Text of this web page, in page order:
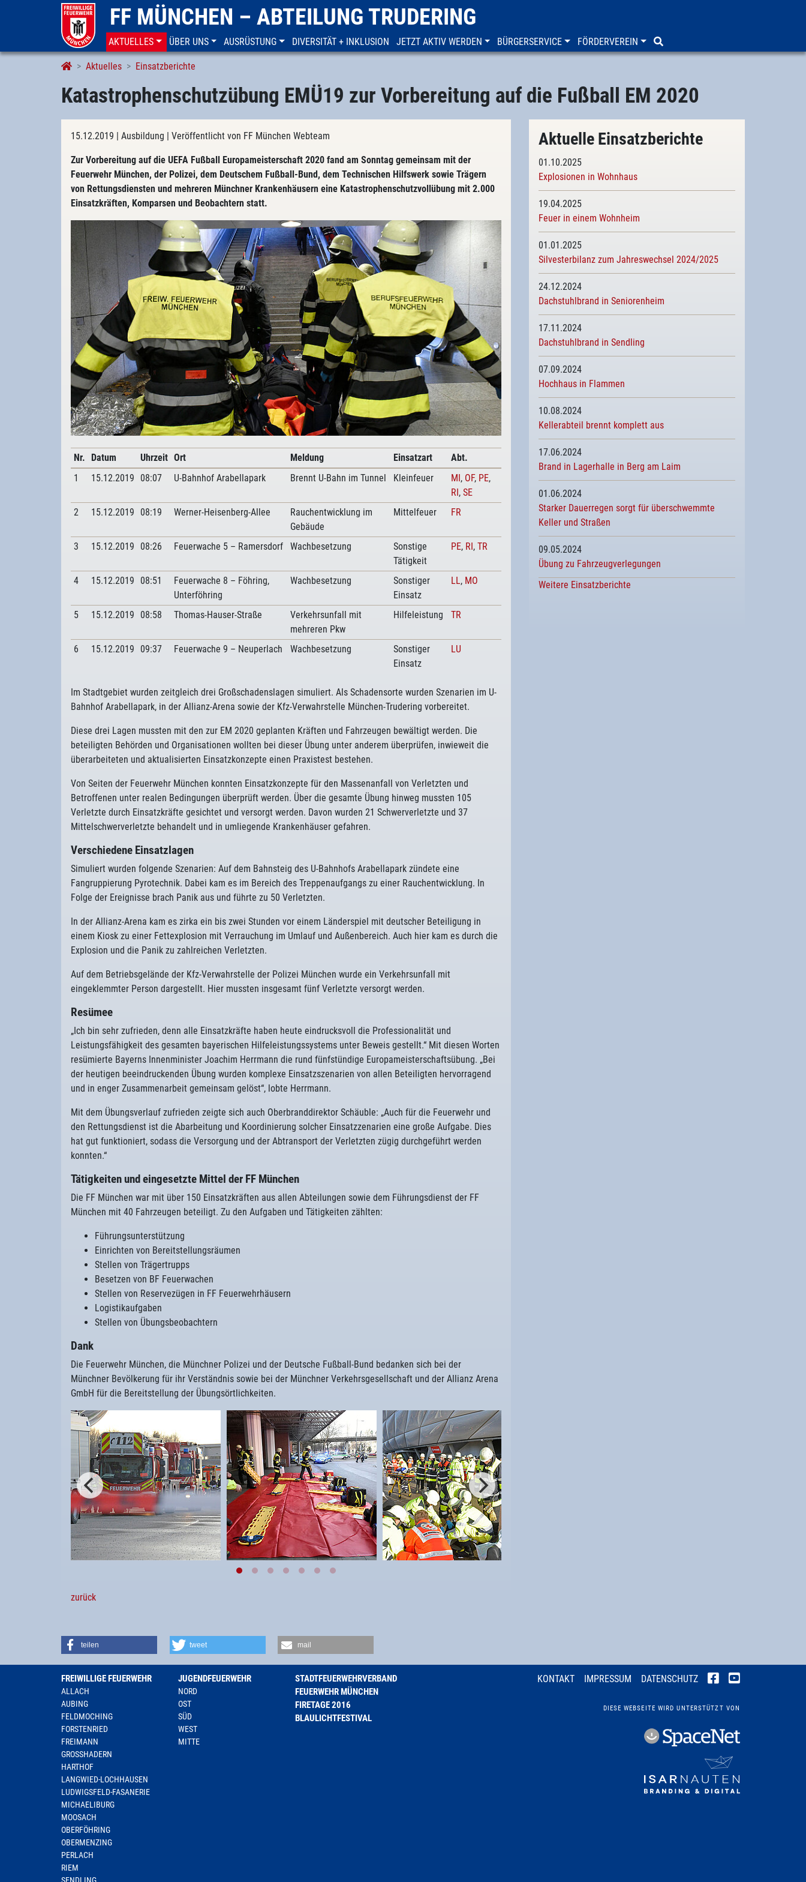
FF MÜNCHEN – ABTEILUNG TRUDERING
AKTUELLES ÜBER UNS AUSRÜSTUNG DIVERSITÄT + INKLUSION JETZT AKTIV WERDEN BÜRGERSERVICE FÖRDERVEREIN
Aktuelles Einsatzberichte
Katastrophenschutzübung EMÜ19 zur Vorbereitung auf die Fußball EM 2020
15.12.2019 | Ausbildung | Veröffentlicht von FF München Webteam
Zur Vorbereitung auf die UEFA Fußball Europameisterschaft 2020 fand am Sonntag gemeinsam mit der
Feuerwehr München, der Polizei, dem Deutschem Fußball-Bund, dem Technischen Hilfswerk sowie Trägern
von Rettungsdiensten und mehreren Münchner Krankenhäusern eine Katastrophenschutzvollübung mit 2.000
Einsatzkräften, Komparsen und Beobachtern statt.
Nr. Datum Uhrzeit Ort Meldung Einsatzart
Abt.
1
15.12.2019 08:07 U-Bahnhof Arabellapark Brennt U-Bahn im Tunnel Kleinfeuer MI, OF, PE,
RI, SE
2
15.12.2019 08:19 Werner-Heisenberg-Allee
Rauchentwicklung im
Gebäude
Mittelfeuer FR
3 15.12.2019 08:26 Feuerwache 5 – Ramersdorf Wachbesetzung
Sonstige
Tätigkeit
PE, RI, TR
4 15.12.2019 08:51
Feuerwache 8 – Föhring,
Unterföhring
Wachbesetzung
Sonstiger
Einsatz
LL, MO
5 15.12.2019 08:58 Thomas-Hauser-Straße
Verkehrsunfall mit
mehreren Pkw
Hilfeleistung TR
6 15.12.2019 09:37 Feuerwache 9 – Neuperlach Wachbesetzung
Sonstiger
Einsatz
LU
Im Stadtgebiet wurden zeitgleich drei Großschadenslagen simuliert. Als Schadensorte wurden Szenarien im U-
Bahnhof Arabellapark, in der Allianz-Arena sowie der Kfz-Verwahrstelle München-Trudering vorbereitet.
Diese drei Lagen mussten mit den zur EM 2020 geplanten Kräften und Fahrzeugen bewältigt werden. Die
beteiligten Behörden und Organisationen wollten bei dieser Übung unter anderem überprüfen, inwieweit die
überarbeiteten und aktualisierten Einsatzkonzepte einen Praxistest bestehen.
Von Seiten der Feuerwehr München konnten Einsatzkonzepte für den Massenanfall von Verletzten und
Betroffenen unter realen Bedingungen überprüft werden. Über die gesamte Übung hinweg mussten 105
Verletzte durch Einsatzkräfte gesichtet und versorgt werden. Davon wurden 21 Schwerverletzte und 37
Mittelschwerverletzte behandelt und in umliegende Krankenhäuser gefahren.
Verschiedene Einsatzlagen
Simuliert wurden folgende Szenarien: Auf dem Bahnsteig des U-Bahnhofs Arabellapark zündete eine
Fangruppierung Pyrotechnik. Dabei kam es im Bereich des Treppenaufgangs zu einer Rauchentwicklung. In
Folge der Ereignisse brach Panik aus und führte zu 50 Verletzten.
In der Allianz-Arena kam es zirka ein bis zwei Stunden vor einem Länderspiel mit deutscher Beteiligung in
einem Kiosk zu einer Fettexplosion mit Verrauchung im Umlauf und Außenbereich. Auch hier kam es durch die
Explosion und die Panik zu zahlreichen Verletzten.
Auf dem Betriebsgelände der Kfz-Verwahrstelle der Polizei München wurde ein Verkehrsunfall mit
eingeklemmter Person dargestellt. Hier mussten insgesamt fünf Verletzte versorgt werden.
Resümee
„Ich bin sehr zufrieden, denn alle Einsatzkräfte haben heute eindrucksvoll die Professionalität und
Leistungsfähigkeit des gesamten bayerischen Hilfeleistungssystems unter Beweis gestellt.“ Mit diesen Worten
resümierte Bayerns Innenminister Joachim Herrmann die rund fünfstündige Europameisterschaftsübung. „Bei
der heutigen beeindruckenden Übung wurden komplexe Einsatzszenarien von allen Beteiligten hervorragend
und in enger Zusammenarbeit gemeinsam gelöst“, lobte Herrmann.
Mit dem Übungsverlauf zufrieden zeigte sich auch Oberbranddirektor Schäuble: „Auch für die Feuerwehr und
den Rettungsdienst ist die Abarbeitung und Koordinierung solcher Einsatzzenarien eine große Aufgabe. Dies
hat gut funktioniert, sodass die Versorgung und der Abtransport der Verletzten zügig durchgeführt werden
konnten.“
Tätigkeiten und eingesetzte Mittel der FF München
Die FF München war mit über 150 Einsatzkräften aus allen Abteilungen sowie dem Führungsdienst der FF
München mit 40 Fahrzeugen beteiligt. Zu den Aufgaben und Tätigkeiten zählten:
Führungsunterstützung
Einrichten von Bereitstellungsräumen
Stellen von Trägertrupps
Besetzen von BF Feuerwachen
Stellen von Reservezügen in FF Feuerwehrhäusern
Logistikaufgaben
Stellen von Übungsbeobachtern
Dank
Die Feuerwehr München, die Münchner Polizei und der Deutsche Fußball-Bund bedanken sich bei der
Münchner Bevölkerung für ihr Verständnis sowie bei der Münchner Verkehrsgesellschaft und der Allianz Arena
GmbH für die Bereitstellung der Übungsörtlichkeiten.
zurück
Aktuelle Einsatzberichte
01.10.2025
Explosionen in Wohnhaus
19.04.2025
Feuer in einem Wohnheim
01.01.2025
Silvesterbilanz zum Jahreswechsel 2024/2025
24.12.2024
Dachstuhlbrand in Seniorenheim
17.11.2024
Dachstuhlbrand in Sendling
07.09.2024
Hochhaus in Flammen
10.08.2024
Kellerabteil brennt komplett aus
17.06.2024
Brand in Lagerhalle in Berg am Laim
01.06.2024
Starker Dauerregen sorgt für überschwemmte
Keller und Straßen
09.05.2024
Übung zu Fahrzeugverlegungen
Weitere Einsatzberichte
teilen tweet mail
FREIWILLIGE FEUERWEHR
ALLACH
AUBING
FELDMOCHING
FORSTENRIED
FREIMANN
GROSSHADERN
HARTHOF
LANGWIED-LOCHHAUSEN
LUDWIGSFELD-FASANERIE
MICHAELIBURG
MOOSACH
OBERFÖHRING
OBERMENZING
PERLACH
RIEM
JUGENDFEUERWEHR
NORD
OST
SÜD
WEST
MITTE
STADTFEUERWEHRVERBAND
FEUERWEHR MÜNCHEN
FIRETAGE 2016
BLAULICHTFESTIVAL
KONTAKT IMPRESSUM DATENSCHUTZ
DIESE WEBSEITE WIRD UNTERSTÜTZT VON